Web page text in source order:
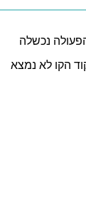
נכשלה
הקו לא נמצא